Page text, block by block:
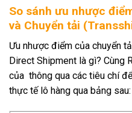
So sánh ưu nhược
và Chuyển tải
Ưu nhược điểm của chuyển
Direct Shipment là gì? Cùng
của thông qua các tiêu chí
thực tế lô hàng qua bảng sau: